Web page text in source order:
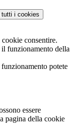
i cookies
consentire.
funzionamento della
potete
essere
pagina della cookie